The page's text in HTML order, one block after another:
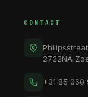
CONTACT
2722NA
+31 85 060